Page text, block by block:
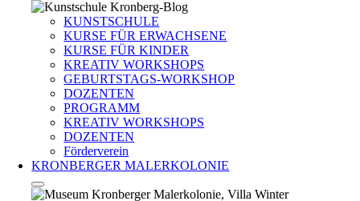
KUNSTSCHULE
KURSE FÜR ERWACHSENE
KURSE FÜR KINDER
KREATIV WORKSHOPS
GEBURTSTAGS-WORKSHOP
DOZENTEN
PROGRAMM
KREATIV WORKSHOPS
DOZENTEN
Förderverein
KRONBERGER MALERKOLONIE